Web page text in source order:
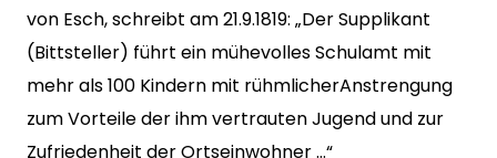
von Esch, schreibt am 21.9.1819: „Der Supplikant
(Bittsteller) führt ein mühevolles Schulamt mit
mehr als 100 Kindern mit rühmlicherAnstrengung
zum Vorteile der ihm vertrauten Jugend und zur
Zufriedenheit der Ortseinwohner …“